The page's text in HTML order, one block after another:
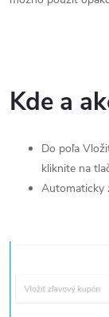
Kde a
Do poľa
kliknite na
Automaticky